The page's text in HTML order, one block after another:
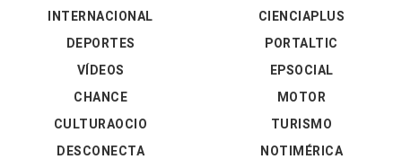
INTERNACIONAL
DEPORTES
VÍDEOS
CIENCIAPLUS
PORTALTIC
EPSOCIAL
CHANCE
CULTURAOCIO
DESCONECTA
MOTOR
TURISMO
NOTIMÉRICA